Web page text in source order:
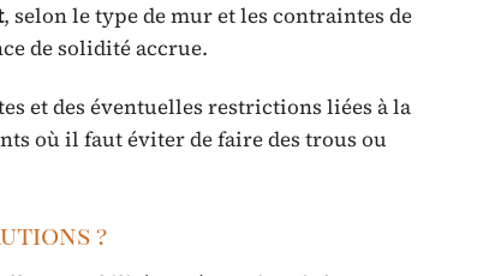
, selon le type de mur et les contraintes de
de solidité accrue.
et des éventuelles restrictions liées à la
où il faut éviter de faire des trous ou
?